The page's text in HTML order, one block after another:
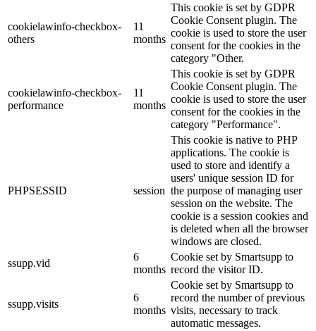
cookielawinfo-checkbox-
others
11
months
This cookie is set by GDPR
Cookie Consent plugin. The
cookie is used to store the user
consent for the cookies in the
category "Other.
cookielawinfo-checkbox-
performance
11
months
This cookie is set by GDPR
Cookie Consent plugin. The
cookie is used to store the user
consent for the cookies in the
category "Performance".
PHPSESSID session
This cookie is native to PHP
applications. The cookie is
used to store and identify a
users' unique session ID for
the purpose of managing user
session on the website. The
cookie is a session cookies and
is deleted when all the browser
windows are closed.
ssupp.vid
6
months
Cookie set by Smartsupp to
record the visitor ID.
ssupp.visits
6
months
Cookie set by Smartsupp to
record the number of previous
visits, necessary to track
automatic messages.